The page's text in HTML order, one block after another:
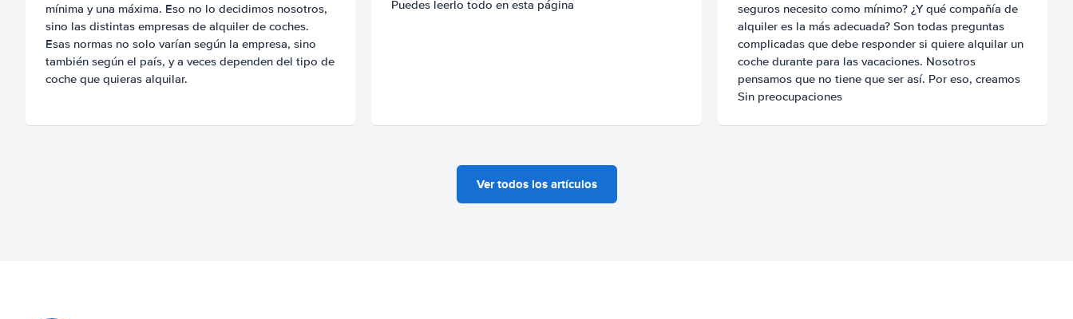
mínima y una máxima. Eso no lo decidimos nosotros,
sino las distintas empresas de alquiler de coches.
Esas normas no solo varían según la empresa, sino
también según el país, y a veces dependen del tipo de
coche que quieras alquilar.
Puedes leerlo todo en esta página
seguros necesito como mínimo? ¿Y qué compañía de
alquiler es la más adecuada? Son todas preguntas
complicadas que debe responder si quiere alquilar un
coche durante para las vacaciones. Nosotros
pensamos que no tiene que ser así. Por eso, creamos
Sin preocupaciones
Ver todos los artículos